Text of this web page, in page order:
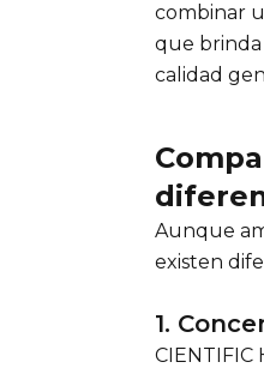
combinar
que brinda
calidad
Aunque
existen
1.
CIENTIFIC